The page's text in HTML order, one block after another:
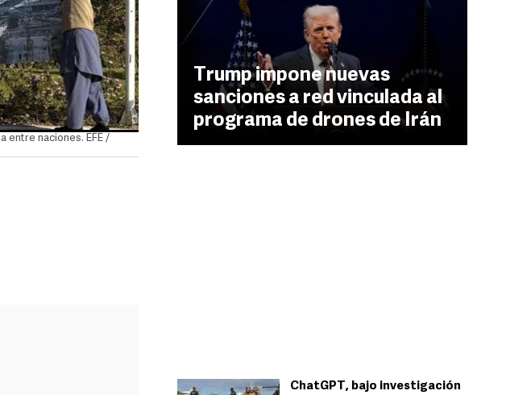
Trump impone nuevas
sanciones a red vinculada al
programa de drones de Irán
ChatGPT, bajo investigación
entre naciones. EFE /